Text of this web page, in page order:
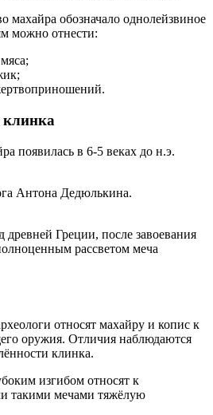
махайра обозначало однолейзвиное
можно отнести:
клинка
появилась в 6-5 веках до н.э.
Антона Дедюлькина.
Греции, после завоевания
рассветом меча
относят махайру и копис к
оружия. Отличия наблюдаются
клинка.
изгибом относят к
такими мечами тяжёлую